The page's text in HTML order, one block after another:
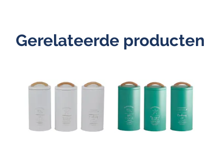
Gerelateerde producten